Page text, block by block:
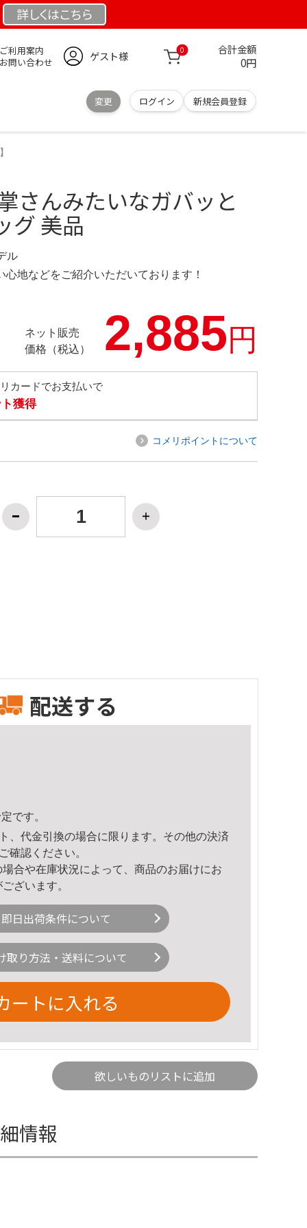
詳しくはこちら
ご利用案内
お問い合わせ
ゲスト様 0 合計金額
0円
変更 ログイン 新規会員登録
さんみたいなガバッと
グ 美品
ル
地などをご紹介いただいております！
ネット販売
価格（税込）
2,885円
カードでお支払いで
獲得
コメリポイントについて
配送する
です。
、代金引換の場合に限ります。その他の決済
確認ください。
合や在庫状況によって、商品のお届けにお
ざいます。
即日出荷条件について
取り方法・送料について
ートに入れる
欲しいものリストに追加
情報